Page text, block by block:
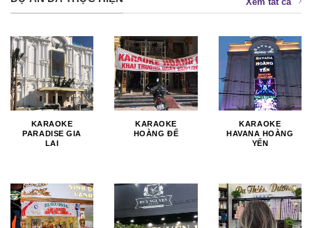
KARAOKE
PARADISE GIA
LAI
KARAOKE
HOÀNG ĐẾ
KARAOKE
HAVANA HOÀNG
YẾN